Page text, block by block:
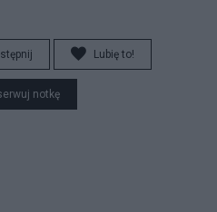
Lubię to!
notkę